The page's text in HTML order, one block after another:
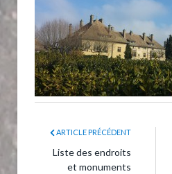
ARTICLE PRÉCÉDENT
Liste des endroits
et monuments